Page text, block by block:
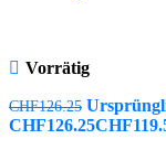
Vorrätig
CHF126.25
CHF126.25CHF